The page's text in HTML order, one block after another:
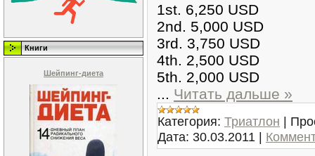
Книги
Шейпинг-диета
1st. 6,250 USD
2nd. 5,000 USD
3rd. 3,750 USD
4th. 2,500 USD
5th. 2,000 USD
... Читать дальше »
Категория: Триатлон |
Дата: 30.03.2011 |